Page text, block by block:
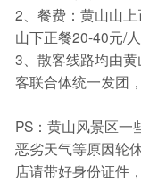
2、餐费：黄山山上
山下正餐20-40元/人
3、散客线路均由
客联合体统一发团
PS：黄山风景区一
恶劣天气等原因轮
店请带好身份证件